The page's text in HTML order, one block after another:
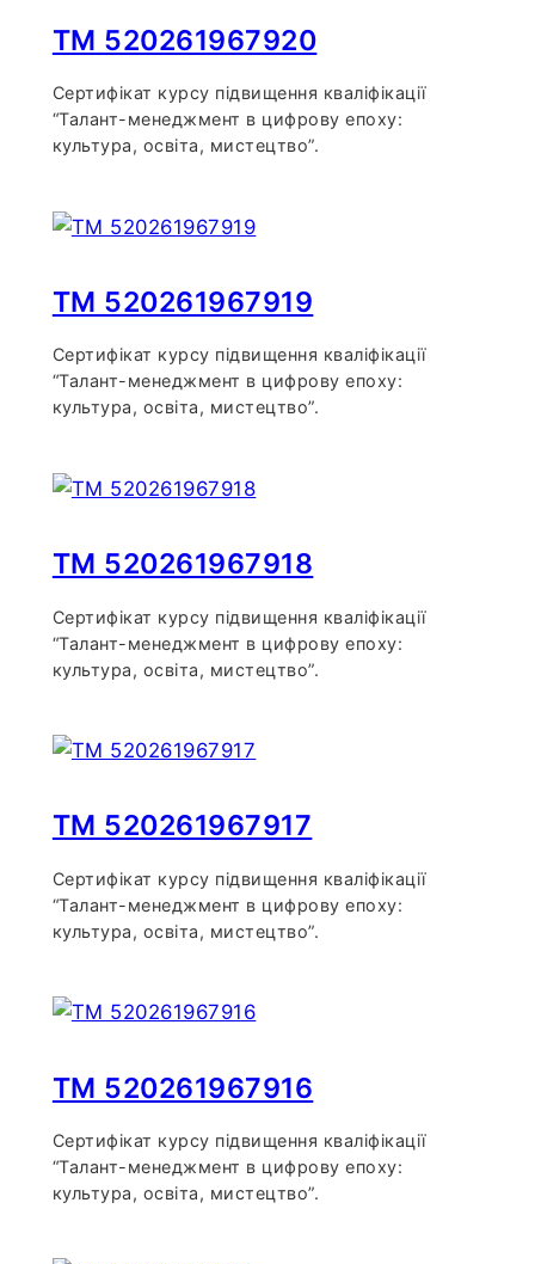
TM 520261967920
Сертифікат курсу підвищення кваліфікації
“Талант-менеджмент в цифрову епоху:
культура, освіта, мистецтво”.
TM 520261967919
Сертифікат курсу підвищення кваліфікації
“Талант-менеджмент в цифрову епоху:
культура, освіта, мистецтво”.
TM 520261967918
Сертифікат курсу підвищення кваліфікації
“Талант-менеджмент в цифрову епоху:
культура, освіта, мистецтво”.
TM 520261967917
Сертифікат курсу підвищення кваліфікації
“Талант-менеджмент в цифрову епоху:
культура, освіта, мистецтво”.
TM 520261967916
Сертифікат курсу підвищення кваліфікації
“Талант-менеджмент в цифрову епоху:
культура, освіта, мистецтво”.